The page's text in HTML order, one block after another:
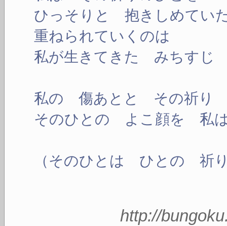
ひっそりと 抱きしめてい
重ねられていくのは
私が生きてきた みちすじ
私の 傷あとと その祈り
そのひとの よこ顔を 私
（そのひとは ひとの 祈
http://